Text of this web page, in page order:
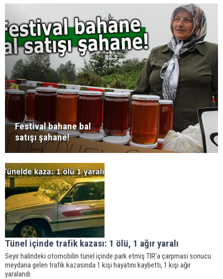
Festival bahane bal
satışı şahane!
Tünel içinde trafik kazası: 1 ölü, 1 ağır yaralı
Seyir halindeki otomobilin tünel içinde park etmiş TIR'a çarpması sonucu
meydana gelen trafik kazasında 1 kişi hayatını kaybetti, 1 kişi ağır
yaralandı.